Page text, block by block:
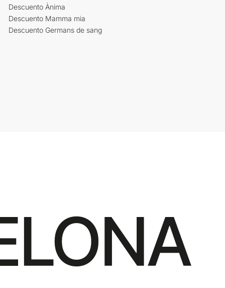
Descuento Ànima
Descuento Mamma mia
Descuento Germans de sang